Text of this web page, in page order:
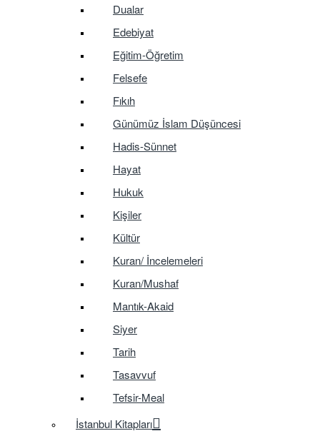
Dualar
Edebiyat
Eğitim-Öğretim
Felsefe
Fıkıh
Günümüz İslam Düşüncesi
Hadis-Sünnet
Hayat
Hukuk
Kişiler
Kültür
Kuran/ İncelemeleri
Kuran/Mushaf
Mantık-Akaid
Siyer
Tarih
Tasavvuf
Tefsir-Meal
İstanbul Kitapları